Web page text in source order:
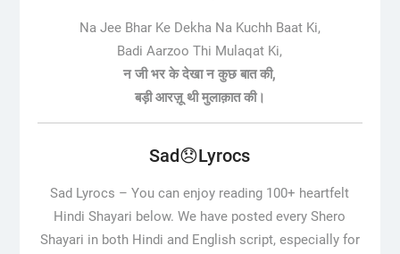
Na Jee Bhar Ke Dekha Na Kuchh Baat Ki,
Badi Aarzoo Thi Mulaqat Ki,
न जी भर के देखा न कुछ बात की,
बड़ी आरज़ू थी मुलाक़ात की।
Sad😞Lyrocs
Sad Lyrocs –You can enjoy reading 100+ heartfelt
Hindi Shayari below. We have posted every Shero
Shayari in both Hindi and English script, especially for